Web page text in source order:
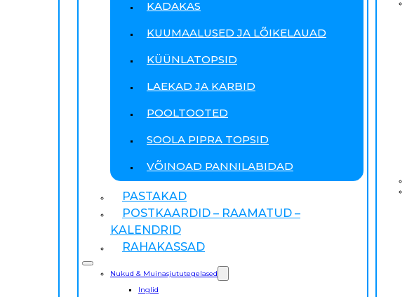
KADAKAS
KUUMAALUSED JA LÕIKELAUAD
KÜÜNLATOPSID
LAEKAD JA KARBID
POOLTOOTED
SOOLA PIPRA TOPSID
VÕINOAD PANNILABIDAD
PASTAKAD
POSTKAARDID – RAAMATUD –
KALENDRID
RAHAKASSAD
Nukud & Muinasjututegelased
Inglid